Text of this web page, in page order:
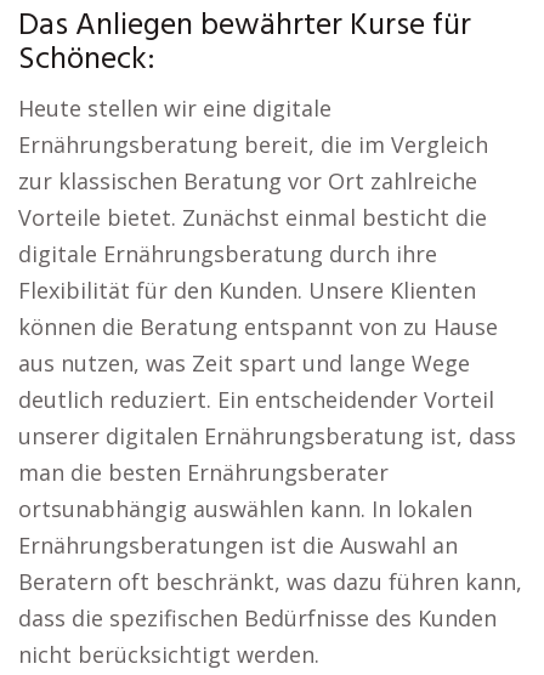
Das Anliegen bewährter Kurse für
Schöneck:
Heute stellen wir eine digitale
Ernährungsberatung bereit, die im Vergleich
zur klassischen Beratung vor Ort zahlreiche
Vorteile bietet. Zunächst einmal besticht die
digitale Ernährungsberatung durch ihre
Flexibilität für den Kunden. Unsere Klienten
können die Beratung entspannt von zu Hause
aus nutzen, was Zeit spart und lange Wege
deutlich reduziert. Ein entscheidender Vorteil
unserer digitalen Ernährungsberatung ist, dass
man die besten Ernährungsberater
ortsunabhängig auswählen kann. In lokalen
Ernährungsberatungen ist die Auswahl an
Beratern oft beschränkt, was dazu führen kann,
dass die spezifischen Bedürfnisse des Kunden
nicht berücksichtigt werden.